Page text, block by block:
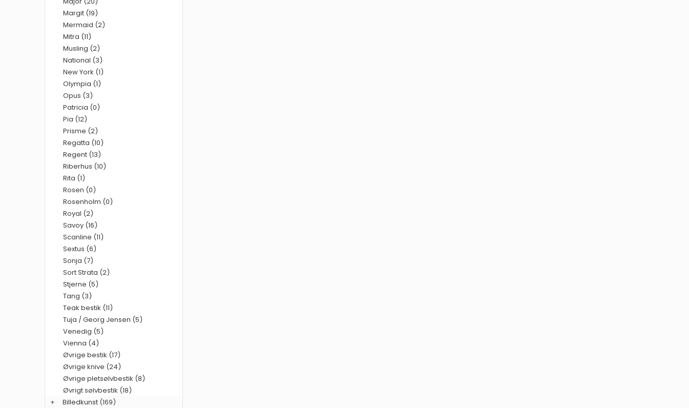
Margit (19)
Mermaid (2)
Mitra (11)
Musling (2)
National (3)
New York (1)
Olympia (1)
Opus (3)
Patricia (0)
Pia (12)
Prisme (2)
Regatta (10)
Regent (13)
Riberhus (10)
Rita (1)
Rosen (0)
Rosenholm (0)
Royal (2)
Savoy (16)
Scanline (11)
Sextus (6)
Sonja (7)
Sort Strata (2)
Stjerne (5)
Tang (3)
Teak bestik (11)
Tuja / Georg Jensen (5)
Venedig (5)
Vienna (4)
Øvrige bestik (17)
Øvrige knive (24)
Øvrige pletsølvbestik (8)
Øvrigt sølvbestik (18)
+
Billedkunst (169)